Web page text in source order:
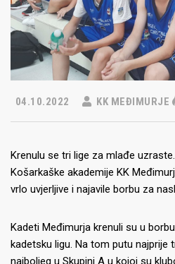
04.10.2022 KK MEĐIMURJE
Krenulu se tri lige za mlađe
Košarkaške akademije KK
vrlo uvjerljive i najavile borbu za
Kadeti Međimurja krenuli su u
kadetsku ligu. Na tom putu najprije
najboljeg u Skupini A u kojoj su